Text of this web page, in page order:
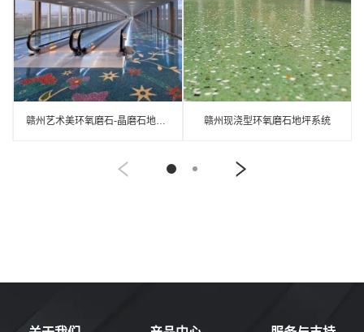
赣州艺术美环氧磨石-晶磨石地坪介绍 赣州现浇型环氧磨石地坪系统